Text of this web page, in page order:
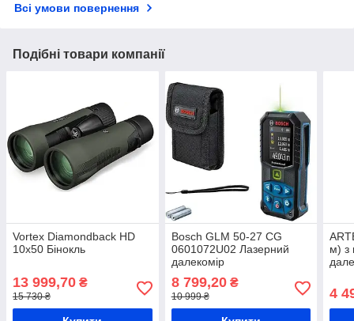
Всі умови повернення
Подібні товари компанії
Vortex Diamondback HD
10x50 Бінокль
13 999,70 ₴
15 730 ₴
Bosch GLM 50-27 CG
0601072U02 Лазерний
далекомір
8 799,20₴
10 999 ₴
м) з
4